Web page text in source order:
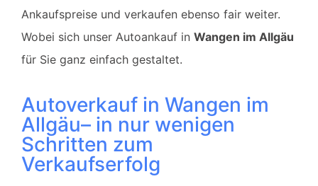
Ankaufspreise und verkaufen ebenso fair weiter.
Wobei sich unser Autoankauf in Wangen im Allgäu
für Sie ganz einfach gestaltet.
Autoverkauf in Wangen im
Allgäu– in nur wenigen
Schritten zum
Verkaufserfolg